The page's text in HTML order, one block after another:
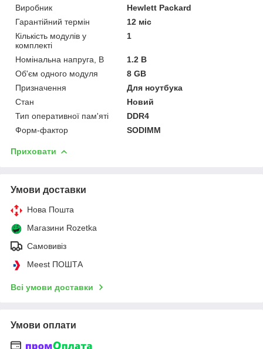
Виробник
Hewlett Packard
Гарантійний термін
12 міс
Кількість модулів у
комплекті
1
Номінальна напруга, В
1.2 В
Об'єм одного модуля
8 GB
Призначення
Для ноутбука
Стан
Новий
Тип оперативної пам'яті
DDR4
Форм-фактор
SODIMM
Приховати
Умови доставки
Нова Пошта
Магазини Rozetka
Самовивіз
Meest ПОШТА
Всі умови доставки
Умови оплати